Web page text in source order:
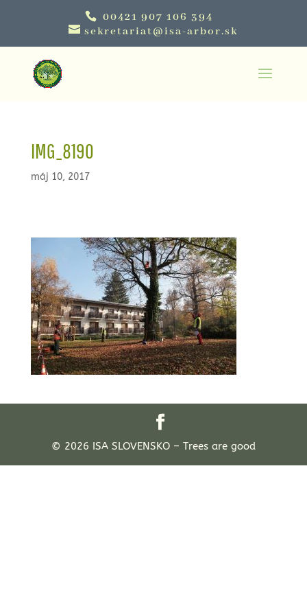
00421 907 106 394
sekretariat@isa-arbor.sk
IMG_8190
máj 10, 2017
© 2026 ISA SLOVENSKO – Trees are good